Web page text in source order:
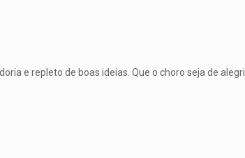
e repleto de boas ideias. Que o choro seja de